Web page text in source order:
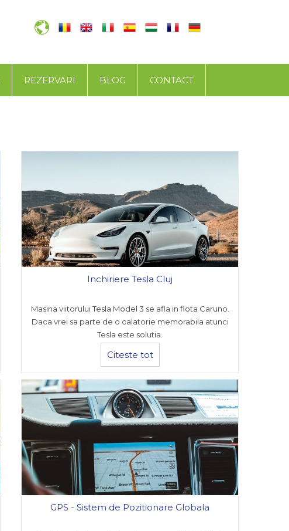
REZERVARI BLOG CONTACT
Inchiriere Tesla Cluj
Masina viitorului Tesla Model 3 se afla in flota Caruno.
Daca vrei sa parte de o calatorie memorabila atunci
Tesla este solutia.
Citeste tot
GPS - Sistem de Pozitionare Globala